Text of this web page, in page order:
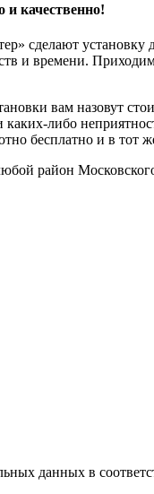
качественно!
сделают
и времени.
вам назовут
либо
бесплатно и в тот
район
данных в